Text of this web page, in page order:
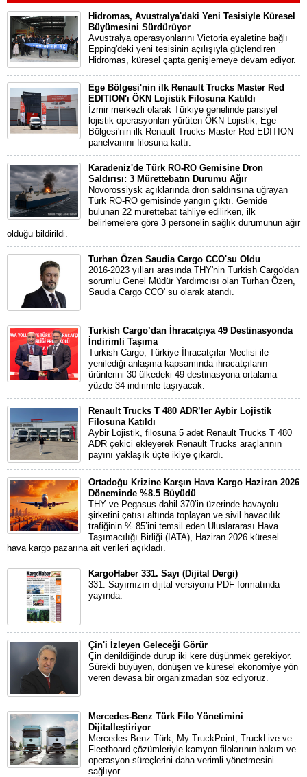
Hidromas, Avustralya'daki Yeni Tesisiyle Küresel
Büyümesini Sürdürüyor
Avustralya operasyonlarını Victoria eyaletine bağlı
Epping'deki yeni tesisinin açılışıyla güçlendiren
Hidromas, küresel çapta genişlemeye devam ediyor.
Ege Bölgesi'nin ilk Renault Trucks Master Red
EDITION'ı ÖKN Lojistik Filosuna Katıldı
İzmir merkezli olarak Türkiye genelinde parsiyel
lojistik operasyonları yürüten ÖKN Lojistik, Ege
Bölgesi'nin ilk Renault Trucks Master Red EDITION
panelvanını filosuna kattı.
Karadeniz'de Türk RO-RO Gemisine Dron
Saldırısı: 3 Mürettebatın Durumu Ağır
Novorossiysk açıklarında dron saldırısına uğrayan
Türk RO-RO gemisinde yangın çıktı. Gemide
bulunan 22 mürettebat tahliye edilirken, ilk
belirlemelere göre 3 personelin sağlık durumunun ağır
olduğu bildirildi.
Turhan Özen Saudia Cargo CCO'su Oldu
2016-2023 yılları arasında THY'nin Turkish Cargo'dan
sorumlu Genel Müdür Yardımcısı olan Turhan Özen,
Saudia Cargo CCO' su olarak atandı.
Turkish Cargo’dan İhracatçıya 49 Destinasyonda
İndirimli Taşıma
Turkish Cargo, Türkiye İhracatçılar Meclisi ile
yenilediği anlaşma kapsamında ihracatçıların
ürünlerini 30 ülkedeki 49 destinasyona ortalama
yüzde 34 indirimle taşıyacak.
Renault Trucks T 480 ADR’ler Aybir Lojistik
Filosuna Katıldı
Aybir Lojistik, filosuna 5 adet Renault Trucks T 480
ADR çekici ekleyerek Renault Trucks araçlarının
payını yaklaşık üçte ikiye çıkardı.
Ortadoğu Krizine Karşın Hava Kargo Haziran 2026
Döneminde %8.5 Büyüdü
THY ve Pegasus dahil 370’in üzerinde havayolu
şirketini çatısı altında toplayan ve sivil havacılık
trafiğinin % 85’ini temsil eden Uluslararası Hava
Taşımacılığı Birliği (IATA), Haziran 2026 küresel
hava kargo pazarına ait verileri açıkladı.
KargoHaber 331. Sayı (Dijital Dergi)
331. Sayımızın dijital versiyonu PDF formatında
yayında.
Çin'i İzleyen Geleceği Görür
Çin denildiğinde durup iki kere düşünmek gerekiyor.
Sürekli büyüyen, dönüşen ve küresel ekonomiye yön
veren devasa bir organizmadan söz ediyoruz.
Mercedes-Benz Türk Filo Yönetimini
Dijitalleştiriyor
Mercedes-Benz Türk; My TruckPoint, TruckLive ve
Fleetboard çözümleriyle kamyon filolarının bakım ve
operasyon süreçlerini daha verimli yönetmesini
sağlıyor.